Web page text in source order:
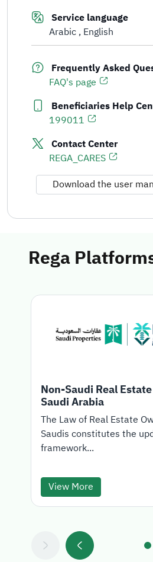
Service language
Arabic English
Frequently Asked
FAQ's page
Beneficiaries Help
199011
Contact Center
REGA_CARES
Download the user
Rega
Non-Saudi Real
Saudi Arabia
The Law of Real Estate
Saudis constitutes the
framework...
View More